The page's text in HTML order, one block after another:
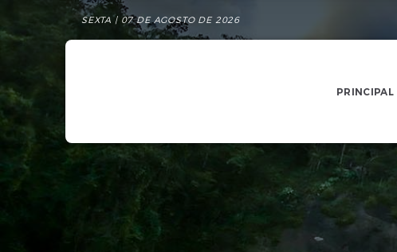
SEXTA | 07 DE AGOSTO DE 2026
PRINCIPAL